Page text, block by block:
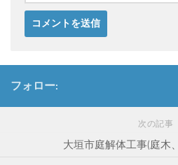
フォロー:
次の記事
大垣市庭解体工事(庭木